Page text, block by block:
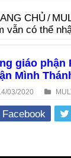
CHỦ /
vẫn có thể
giáo phận
Mình
03/2020
Facebook